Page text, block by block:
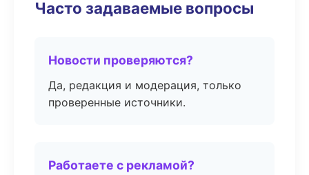
Часто задаваемые вопросы
Новости проверяются?
Да, редакция и модерация, только
проверенные источники.
Работаете с рекламой?